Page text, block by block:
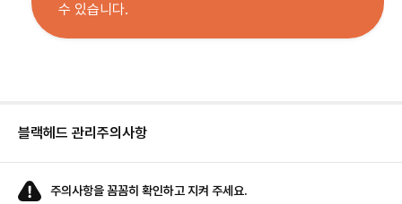
수 있습니다.
블랙헤드 관리 주의사항
주의사항을 꼼꼼히 확인하고 지켜 주세요.